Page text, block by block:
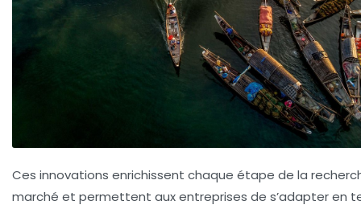
Ces innovations enrichissent chaque étape de la
marché et permettent aux entreprises de s’adapter en